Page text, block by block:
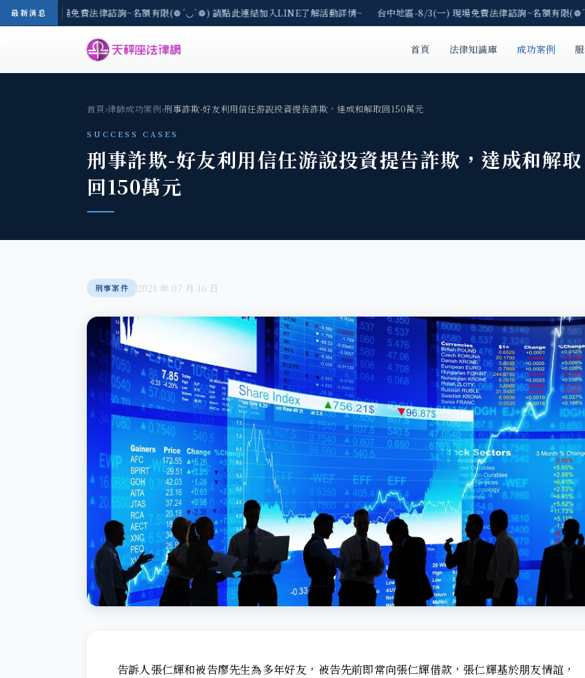
最新消息
-8/3(一) 現場免費法律諮詢~名額有限(❁´◡`❁) 請點此連結加入LINE了解活動詳情~ 台中地區-8/3(一) 現場免費法律諮詢~名額有限
首頁 法律知識庫 成功案例
首頁›律師成功案例›刑事詐欺-好友利用信任游說投資提告詐欺，達成和解取回150萬元
SUCCESS CASES
刑事詐欺-好友利用信任游說投資提告詐欺，達成和解取
回150萬元
刑事案件 2021 年 07 月 16 日
告訴人張仁輝和被告廖先生為多年好友，被告先前即常向張仁輝借款，張仁輝基於朋友情誼，